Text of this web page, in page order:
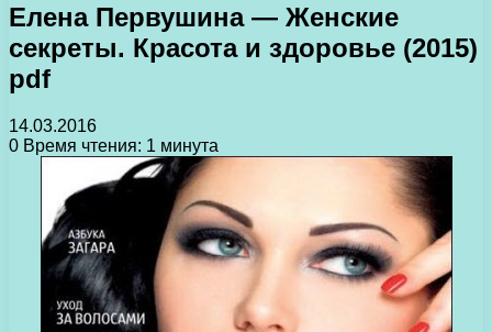
Елена Первушина — Женские
секреты. Красота и здоровье (2015)
pdf
14.03.2016
0 Время чтения: 1 минута